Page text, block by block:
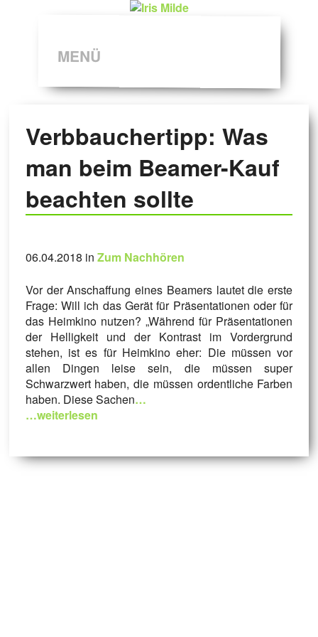
MENÜ
Verbbauchertipp: Was
man beim Beamer-Kauf
beachten sollte
06.04.2018 in Zum Nachhören
Vor der Anschaffung eines Beamers lautet die erste
Frage: Will ich das Gerät für Präsentationen oder für
das Heimkino nutzen? „Während für Präsentationen
der Helligkeit und der Kontrast im Vordergrund
stehen, ist es für Heimkino eher: Die müssen vor
allen Dingen leise sein, die müssen super
Schwarzwert haben, die müssen ordentliche Farben
haben. Diese Sachen…
…weiterlesen